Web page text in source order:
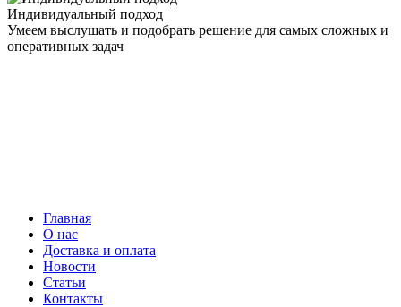
Индивидуальный подход
Умеем выслушать и подобрать решение для самых сложных и
оперативных задач
Главная
О нас
Доставка и оплата
Новости
Статьи
Контакты